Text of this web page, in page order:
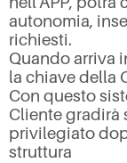
autonomia,
richiesti.
Quando arriva
la chiave della
Con questo
Cliente gradirà
privilegiato
struttura